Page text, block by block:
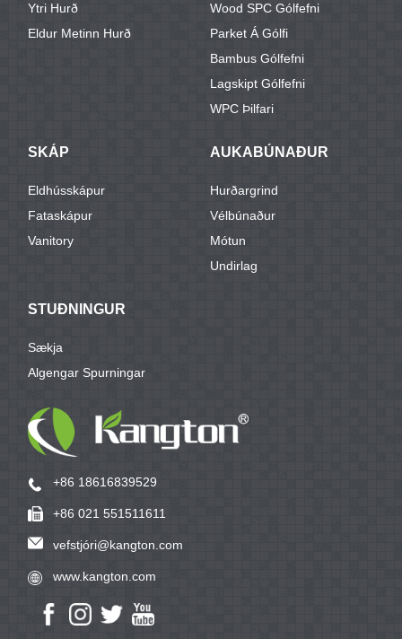
Ytri Hurð
Eldur Metinn Hurð
Wood SPC Gólfefni
Parket Á Gólfi
Bambus Gólfefni
Lagskipt Gólfefni
WPC Þilfari
SKÁP
Eldhússkápur
Fataskápur
Vanitory
AUKABÚNAÐUR
Hurðargrind
Vélbúnaður
Mótun
Undirlag
STUÐNINGUR
Sækja
Algengar Spurningar
+86 18616839529
+86 021 551511611
vefstjóri@kangton.com
www.kangton.com